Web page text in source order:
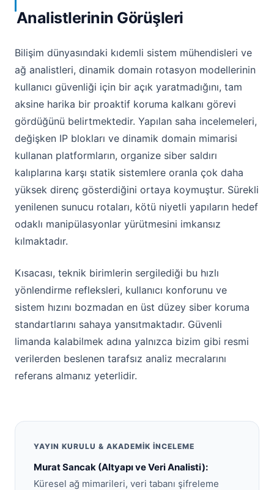
Analistlerinin Görüşleri
Bilişim dünyasındaki kıdemli sistem mühendisleri ve
ağ analistleri, dinamik domain rotasyon modellerinin
kullanıcı güvenliği için bir açık yaratmadığını, tam
aksine harika bir proaktif koruma kalkanı görevi
gördüğünü belirtmektedir. Yapılan saha incelemeleri,
değişken IP blokları ve dinamik domain mimarisi
kullanan platformların, organize siber saldırı
kalıplarına karşı statik sistemlere oranla çok daha
yüksek direnç gösterdiğini ortaya koymuştur. Sürekli
yenilenen sunucu rotaları, kötü niyetli yapıların hedef
odaklı manipülasyonlar yürütmesini imkansız
kılmaktadır.
Kısacası, teknik birimlerin sergilediği bu hızlı
yönlendirme refleksleri, kullanıcı konforunu ve
sistem hızını bozmadan en üst düzey siber koruma
standartlarını sahaya yansıtmaktadır. Güvenli
limanda kalabilmek adına yalnızca bizim gibi resmi
verilerden beslenen tarafsız analiz mecralarını
referans almanız yeterlidir.
YAYIN KURULU & AKADEMIK İNCELEME
Murat Sancak (Altyapı ve Veri Analisti):
Küresel ağ mimarileri, veri tabanı şifreleme